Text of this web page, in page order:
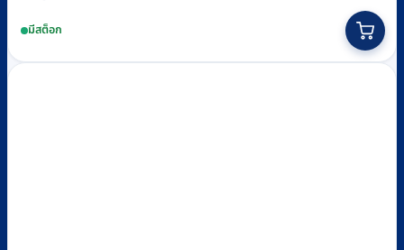
was:
฿1,260.
is:
฿1,200.
มีสต็อก